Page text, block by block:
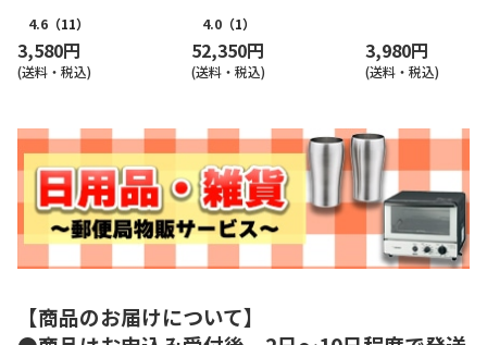
4.6 （11）
3,580円
(送料・税込)
4.0 （1）
52,350円
(送料・税込)
3,980円
(送料・税込)
【商品のお届けについて】